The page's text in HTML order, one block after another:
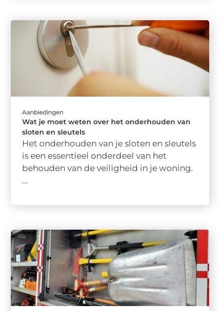
Aanbiedingen
Wat je moet weten over het onderhouden van
sloten en sleutels
Het onderhouden van je sloten en sleutels
is een essentieel onderdeel van het
behouden van de veiligheid in je woning.
...